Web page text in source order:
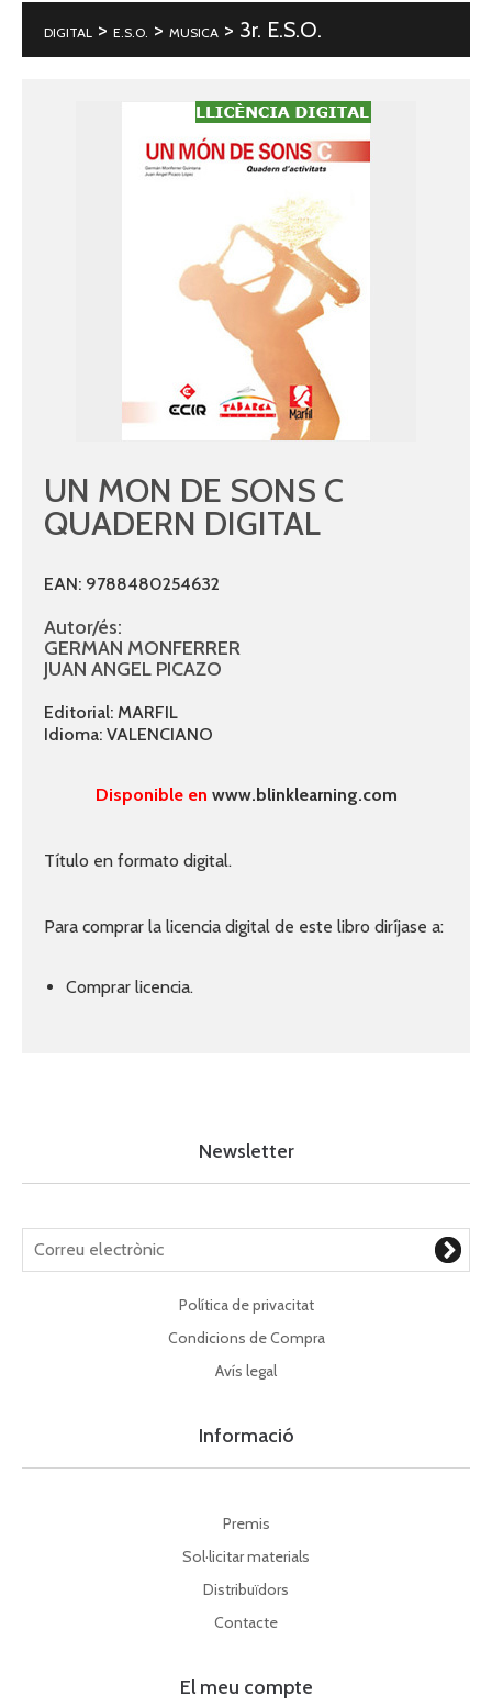
DIGITAL > E.S.O. > MUSICA > 3r. E.S.O.
UN MON DE SONS C
QUADERN DIGITAL
EAN: 9788480254632
Autor/és:
GERMAN MONFERRER
JUAN ANGEL PICAZO
Editorial: MARFIL
Idioma: VALENCIANO
Disponible en www.blinklearning.com
Título en formato digital.
Para comprar la licencia digital de este libro diríjase a:
Comprar licencia.
Newsletter
Política de privacitat
Condicions de Compra
Avís legal
Informació
Premis
Sol·licitar materials
Distribuïdors
Contacte
El meu compte